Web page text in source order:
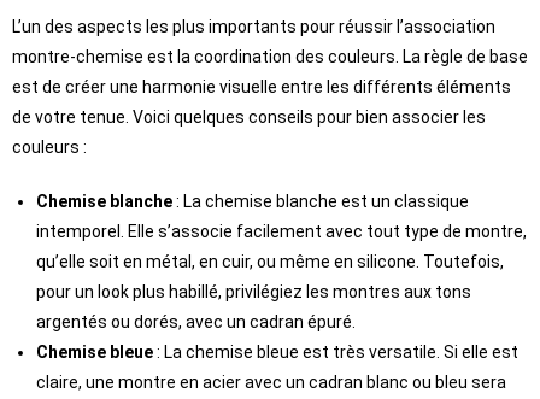
L’un des aspects les plus importants pour réussir l’association
montre-chemise est la coordination des couleurs. La règle de base
est de créer une harmonie visuelle entre les différents éléments
de votre tenue. Voici quelques conseils pour bien associer les
couleurs :
Chemise blanche: La chemise blanche est un classique
intemporel. Elle s’associe facilement avec tout type de montre,
qu’elle soit en métal, en cuir, ou même en silicone. Toutefois,
pour un look plus habillé, privilégiez les montres aux tons
argentés ou dorés, avec un cadran épuré.
Chemise bleue: La chemise bleue est très versatile. Si elle est
claire, une montre en acier avec un cadran blanc ou bleu sera